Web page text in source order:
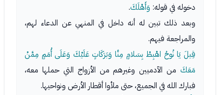
دخوله في قوله: وَأَهْلَكَ.
وبعد ذلك تبين له أنه داخل في المنهي عن الدعاء لهم،
والمراجعة فيهم.
قِيلَ يَا نُوحُ اهْبِطْ بِسَلامٍ مِنَّا وَبَرَكَاتٍ عَلَيْكَ وَعَلَى أُمَمٍ مِمَّنْ
مَعَكَ من الآدميين وغيرهم من الأزواج التي حملها معه،
فبارك الله في الجميع، حتى ملأوا أقطار الأرض ونواحيها.